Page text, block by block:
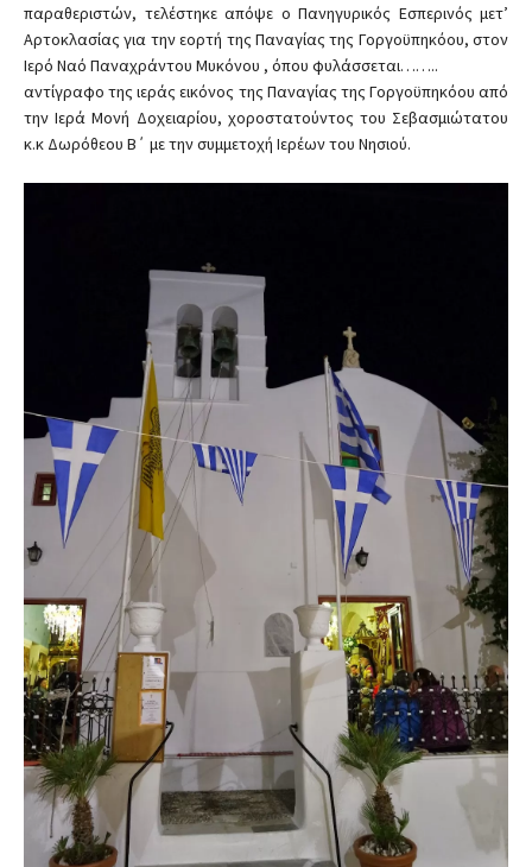
παραθεριστών, τελέστηκε απόψε ο Πανηγυρικός Εσπερινός μετ’
Αρτοκλασίας για την εορτή της Παναγίας της Γοργοϋπηκόου, στον
Ιερό Ναό Παναχράντου Μυκόνου , όπου φυλάσσεται……..
αντίγραφο της ιεράς εικόνος της Παναγίας της Γοργοϋπηκόου από
την Ιερά Μονή Δοχειαρίου, χοροστατούντος του Σεβασμιώτατου
κ.κ Δωρόθεου Β΄ με την συμμετοχή Ιερέων του Νησιού.